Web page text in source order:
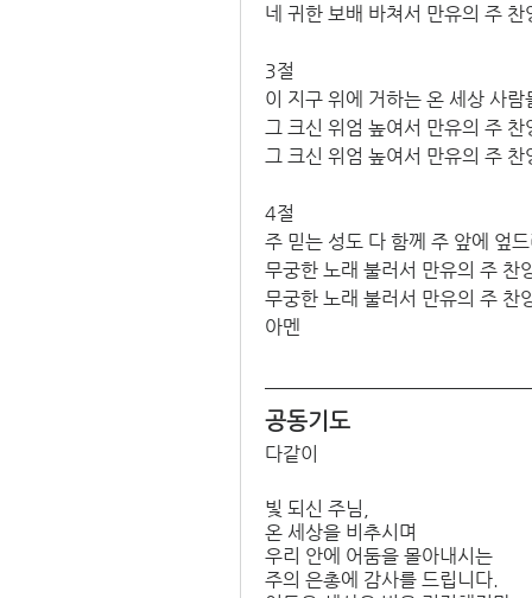
네 귀한 보배 바쳐서 만유의 주 찬
3절
이 지구 위에 거하는 온 세상 사람
그 크신 위엄 높여서 만유의 주 찬
그 크신 위엄 높여서 만유의 주 찬
4절
주 믿는 성도 다 함께 주 앞에 엎드
무궁한 노래 불러서 만유의 주 찬
무궁한 노래 불러서 만유의 주 찬
아멘
공동기도
다같이
빛 되신 주님,
온 세상을 비추시며
우리 안에 어둠을 몰아내시는
주의 은총에 감사를 드립니다.